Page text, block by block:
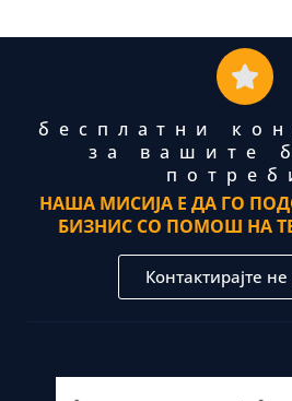
бесплатни
за вашите
НАША МИСИЈА Е ДА ГО
БИЗНИС СО ПОМОШ НА
Контактирајте